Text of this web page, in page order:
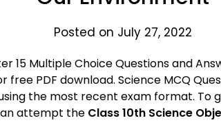
Posted on July 27, 2022
15 Multiple Choice Questions and
free PDF download. Science MCQ
the most recent exam format. To
attempt the Class 10th Science